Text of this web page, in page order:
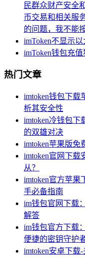
民群众财产安全
币交易和相关服
的问题，我不能
imToken不显示
imToken钱包充
热门文章
imtoken钱包下载
析其安全性
imtoken冷钱包下
的双雄对决
imtoken苹果版免
imtoken官网下
从？
imtoken官方苹果
手必备指南
im钱包官网下载
解答
im钱包官方下载
便捷的密钥守护
imtoken安卓下载